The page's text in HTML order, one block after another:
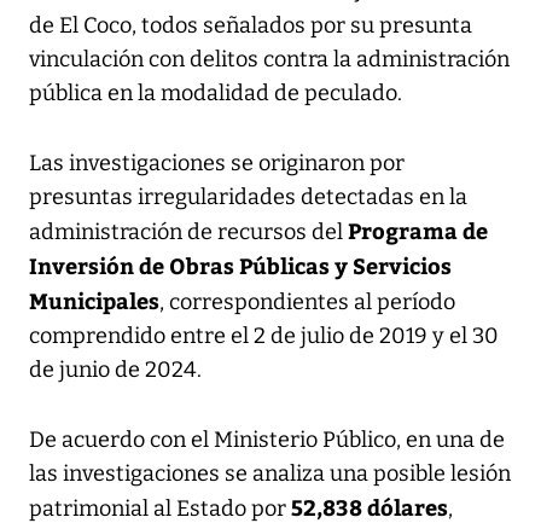
de El Coco, todos señalados por su presunta
vinculación con delitos contra la administración
pública en la modalidad de peculado.
Las investigaciones se originaron por
presuntas irregularidades detectadas en la
administración de recursos delPrograma de
Inversión de Obras Públicas y Servicios
Municipales, correspondientes al período
comprendido entre el 2 de julio de 2019 y el 30
de junio de 2024.
De acuerdo con el Ministerio Público, en una de
las investigaciones se analiza una posible lesión
patrimonial al Estado por52,838 dólares,